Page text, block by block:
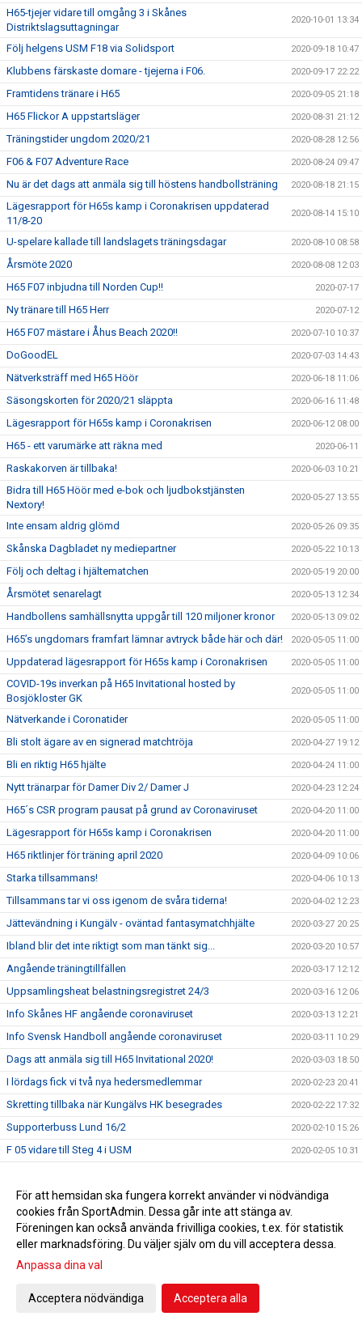
H65-tjejer vidare till omgång 3 i Skånes
Distriktslagsuttagningar
2020-10-01 13:34
Följ helgens USM F18 via Solidsport 2020-09-18 10:47
Klubbens färskaste domare - tjejerna i F06. 2020-09-17 22:22
Framtidens tränare i H65 2020-09-05 21:18
H65 Flickor A uppstartsläger 2020-08-31 21:12
Träningstider ungdom 2020/21 2020-08-28 12:56
F06 & F07 Adventure Race 2020-08-24 09:47
Nu är det dags att anmäla sig till höstens handbollsträning 2020-08-18 21:15
Lägesrapport för H65s kamp i Coronakrisen uppdaterad
11/8-20
2020-08-14 15:10
U-spelare kallade till landslagets träningsdagar 2020-08-10 08:58
Årsmöte 2020 2020-08-08 12:03
H65 F07 inbjudna till Norden Cup!! 2020-07-17
Ny tränare till H65 Herr 2020-07-12
H65 F07 mästare i Åhus Beach 2020!! 2020-07-10 10:37
DoGoodEL 2020-07-03 14:43
Nätverksträff med H65 Höör 2020-06-18 11:06
Säsongskorten för 2020/21 släppta 2020-06-16 11:48
Lägesrapport för H65s kamp i Coronakrisen 2020-06-12 08:00
H65 - ett varumärke att räkna med 2020-06-11
Raskakorven är tillbaka! 2020-06-03 10:21
Bidra till H65 Höör med e-bok och ljudbokstjänsten
Nextory!
2020-05-27 13:55
Inte ensam aldrig glömd 2020-05-26 09:35
Skånska Dagbladet ny mediepartner 2020-05-22 10:13
Följ och deltag i hjältematchen 2020-05-19 20:00
Årsmötet senarelagt 2020-05-13 12:34
Handbollens samhällsnytta uppgår till 120 miljoner kronor 2020-05-13 09:02
H65’s ungdomars framfart lämnar avtryck både här och där! 2020-05-05 11:00
Uppdaterad lägesrapport för H65s kamp i Coronakrisen 2020-05-05 11:00
COVID-19s inverkan på H65 Invitational hosted by
Bosjökloster GK
2020-05-05 11:00
Nätverkande i Coronatider 2020-05-05 11:00
Bli stolt ägare av en signerad matchtröja 2020-04-27 19:12
Bli en riktig H65 hjälte 2020-04-24 11:00
Nytt tränarpar för Damer Div 2/ Damer J 2020-04-23 12:24
H65´s CSR program pausat på grund av Coronaviruset 2020-04-20 11:00
Lägesrapport för H65s kamp i Coronakrisen 2020-04-20 11:00
H65 riktlinjer för träning april 2020 2020-04-09 10:06
Starka tillsammans! 2020-04-06 10:13
Tillsammans tar vi oss igenom de svåra tiderna! 2020-04-02 12:23
Jättevändning i Kungälv - oväntad fantasymatchhjälte 2020-03-27 20:25
Ibland blir det inte riktigt som man tänkt sig... 2020-03-20 10:57
Angående träningtillfällen 2020-03-17 12:12
Uppsamlingsheat belastningsregistret 24/3 2020-03-16 12:06
Info Skånes HF angående coronaviruset 2020-03-13 12:21
Info Svensk Handboll angående coronaviruset 2020-03-11 10:29
Dags att anmäla sig till H65 Invitational 2020! 2020-03-03 18:50
I lördags fick vi två nya hedersmedlemmar 2020-02-23 20:41
Skretting tillbaka när Kungälvs HK besegrades 2020-02-22 17:32
Supporterbuss Lund 16/2 2020-02-10 15:26
F 05 vidare till Steg 4 i USM 2020-02-05 10:31
Hvenfelt representerade H65 Höör i debatt om jämställdhet 2020-01-17 09:55
Guld i Hallbybollen 2020 2020-01-08 09:26
En liten julhälsning &#127876; 2019-12-23 11:23
Bli H65 volontär
Flickor A vidare till Steg 3 i USM
För att hemsidan ska fungera korrekt använder vi nödvändiga
cookies från SportAdmin. Dessa går inte att stänga av.
Föreningen kan också använda frivilliga cookies, t.ex. för statistik
eller marknadsföring. Du väljer själv om du vill acceptera dessa.
Anpassa dina val
Acceptera nödvändiga Acceptera alla